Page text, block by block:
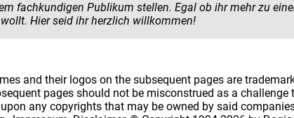
stellen. Egal ob ihr mehr zu einem Produkt wissen wollt¸
einen Ratschlag zum Spielen sucht... oder geben wollt. Hier seid ihr herzlich willkommen!
and their logos on the subsequent pages are
pages should not be misconstrued as a challenge
any copyrights that may be owned by said